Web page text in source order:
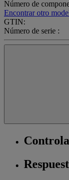
Número de
Encontrar otro
GTIN:
Número de serie :